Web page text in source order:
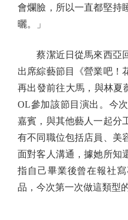
會爛臉，所以一直都堅持
曬。」
蔡潔近日從馬來西亞回
出席綜藝節目《營業吧！
再出發前往大馬，與林夏
OL參加該節目演出。今
嘉賓，與其他藝人一起分
有不同職位包括店員、美
面對客人溝通，據她所知
指自己畢業後曾在報社
品，今次第一次做這類型